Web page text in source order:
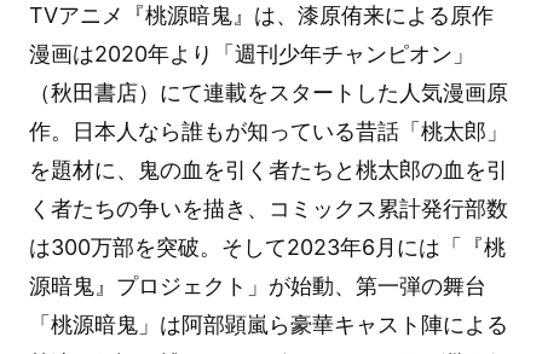
TVアニメ『桃源暗鬼』は、漆原侑来による原作
漫画は2020年より「週刊少年チャンピオン」
（秋田書店）にて連載をスタートした人気漫画原
作。日本人なら誰もが知っている昔話「桃太郎」
を題材に、鬼の血を引く者たちと桃太郎の血を引
く者たちの争いを描き、コミックス累計発行部数
は300万部を突破。そして2023年6月には「『桃
源暗鬼』プロジェクト」が始動、第一弾の舞台
「桃源暗鬼」は阿部顕嵐ら豪華キャスト陣による